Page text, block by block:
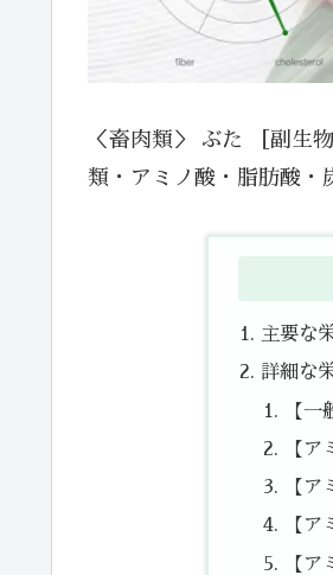
＜畜肉類＞ ぶた ［副生
類・アミノ酸・脂肪酸・
主要な
詳細な
【
【
【
【
【